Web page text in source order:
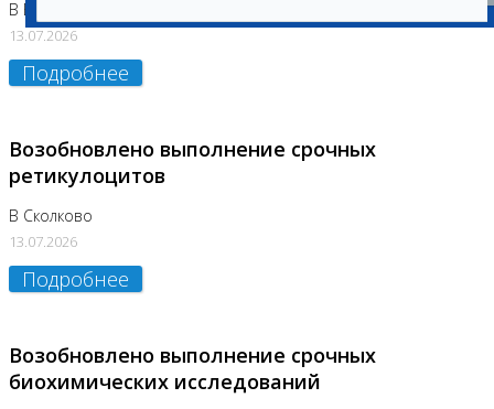
В Бутово
13.07.2026
Подробнее
Возобновлено выполнение срочных
ретикулоцитов
В Сколково
13.07.2026
Подробнее
Возобновлено выполнение срочных
биохимических исследований